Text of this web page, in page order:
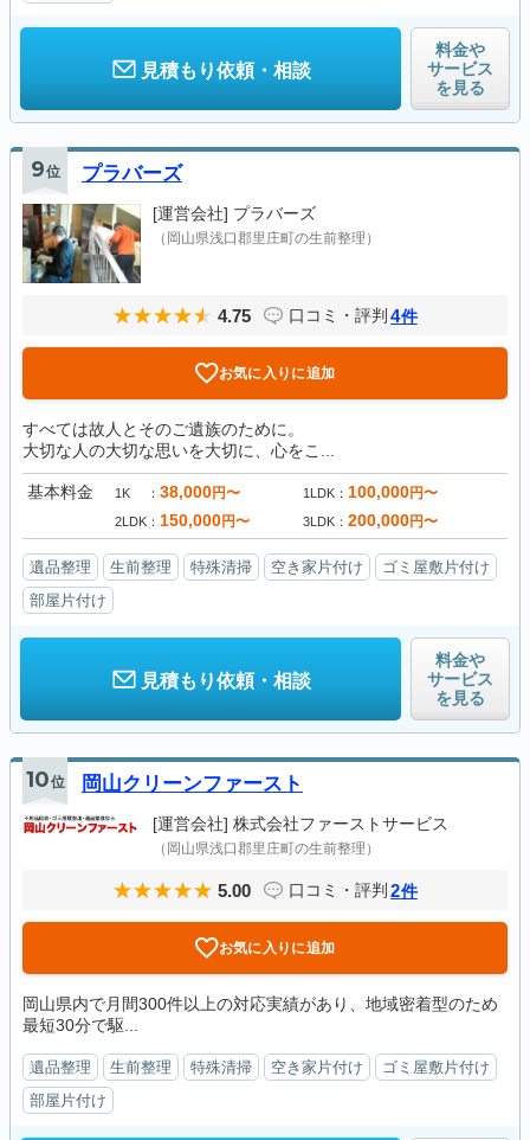
見積もり依頼・相談
料金や
サービス
を見る
9位 プラバーズ
[運営会社] プラバーズ
（岡山県浅口郡里庄町の生前整理）
4.75 口コミ・評判 4件
お気に入りに追加
すべては故人とそのご遺族のために。
大切な人の大切な思いを大切に、心をこ...
基本料金 1K 38,000円〜 1LDK 100,000円〜
2LDK 150,000円〜 3LDK 200,000円〜
遺品整理 生前整理 特殊清掃 空き家片付け
ゴミ屋敷片付け
部屋片付け
見積もり依頼・相談
料金や
サービス
を見る
10位 岡山クリーンファースト
[運営会社] 株式会社ファーストサービス
（岡山県浅口郡里庄町の生前整理）
5.00 口コミ・評判 2件
お気に入りに追加
岡山県内で月間300件以上の対応実績があり、地域密着型のため
最短30分で駆...
遺品整理 生前整理 特殊清掃 空き家片付け
ゴミ屋敷片付け
部屋片付け